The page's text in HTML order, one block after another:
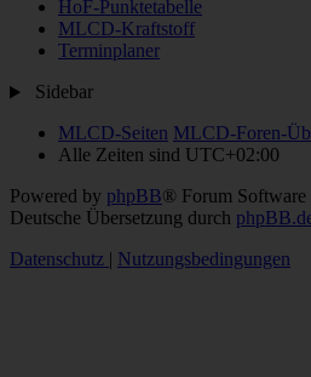
HoF-Punktetabelle
MLCD-Kraftstoff
Terminplaner
Sidebar
MLCD-Seiten MLCD-Foren-
Alle Zeiten sind UTC+02:00
Powered by phpBB® Forum
Deutsche Übersetzung durch
Datenschutz | Nutzungsbedingungen